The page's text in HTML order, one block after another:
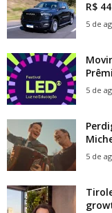
R$
5 de
5 de
5 de